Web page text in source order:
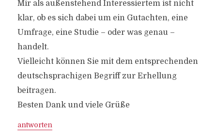
Mir als außenstehend Interessiertem ist nicht
klar, ob es sich dabei um ein Gutachten, eine
Umfrage, eine Studie – oder was genau –
handelt.
Vielleicht können Sie mit dem entsprechenden
deutschsprachigen Begriff zur Erhellung
beitragen.
Besten Dank und viele Grüße
antworten